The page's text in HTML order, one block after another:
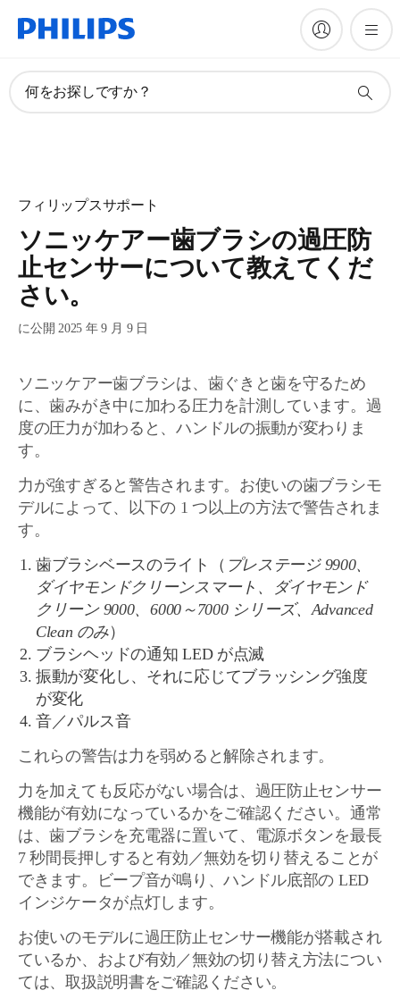
何をお探しですか？
フィリップスサポート
ソニッケアー歯ブラシの過圧防
止センサーについて教えてくだ
さい。
に公開 2025 年 9 月 9 日
ソニッケアー歯ブラシは、歯ぐきと歯を守るため
に、歯みがき中に加わる圧力を計測しています。過
度の圧力が加わると、ハンドルの振動が変わりま
す。
力が強すぎると警告されます。お使いの歯ブラシモ
デルによって、以下の 1 つ以上の方法で警告されま
す。
歯ブラシベースのライト（ プレステージ 9900、
ダイヤモンドクリーンスマート、ダイヤモンド
クリーン 9000、6000～7000 シリーズ、Advanced
Clean のみ）
ブラシヘッドの通知 LED が点滅
振動が変化し、それに応じてブラッシング強度
が変化
音／パルス音
これらの警告は力を弱めると解除されます。
力を加えても反応がない場合は、過圧防止センサー
機能が有効になっているかをご確認ください。通常
は、歯ブラシを充電器に置いて、電源ボタンを最長
7 秒間長押しすると有効／無効を切り替えることが
できます。ビープ音が鳴り、ハンドル底部の LED
インジケータが点灯します。
お使いのモデルに過圧防止センサー機能が搭載され
ているか、および有効／無効の切り替え方法につい
ては、取扱説明書をご確認ください。